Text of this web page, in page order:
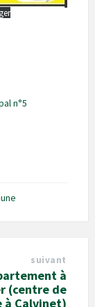
n°5
suivant
à
(centre de
à Calvinet)